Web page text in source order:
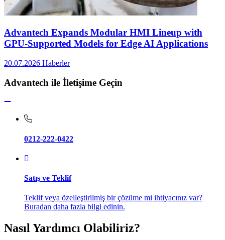
Advantech Expands Modular HMI Lineup with
GPU-Supported Models for Edge AI Applications
20.07.2026 Haberler
Advantech ile İletişime Geçin
0212-222-0422
Satış ve Teklif
Teklif veya özelleştirilmiş bir çözüme mi ihtiyacınız var?
Buradan daha fazla bilgi edinin.
Nasıl Yardımcı Olabiliriz?